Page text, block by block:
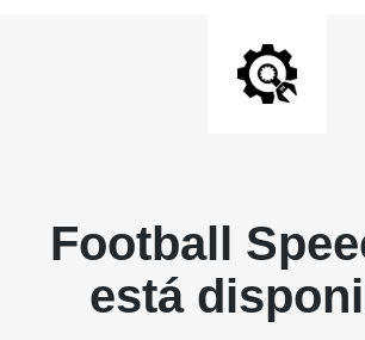
Football
está